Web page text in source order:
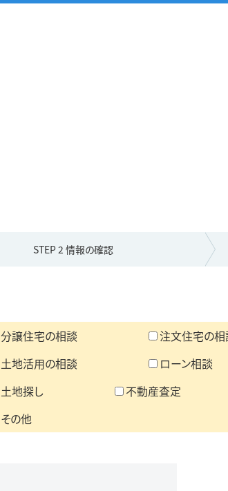
STEP 2 情報の確認
分譲住宅の相談
注文住宅の
土地活用の相談
ローン相談
土地探し
不動産査定
その他